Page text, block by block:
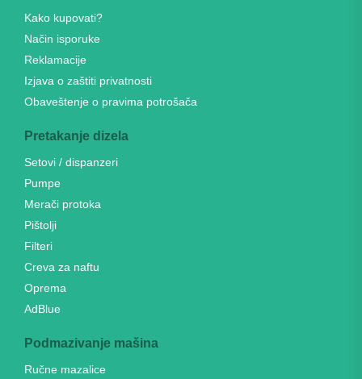
Kako kupovati?
Način isporuke
Reklamacije
Izjava o zaštiti privatnosti
Obaveštenje o pravima potrošača
Pretakanje dizela
Setovi / dispanzeri
Pumpe
Merači protoka
Pištolji
Filteri
Creva za naftu
Oprema
AdBlue
Podmazivanje mašina
Ručne mazalice